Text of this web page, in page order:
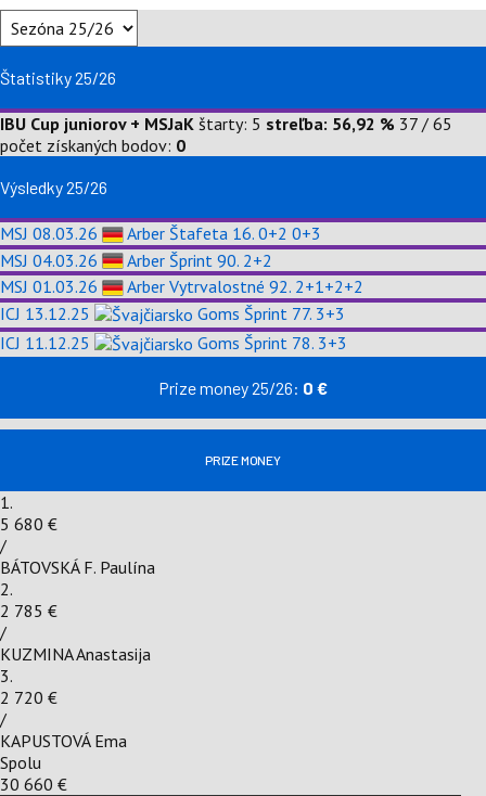
Štatistiky 25/26
IBU Cup juniorov + MSJaK štarty: 5 streľba: 56,92 % 37 / 65
počet získaných bodov: 0
Výsledky 25/26
MSJ 08.03.26 Arber Štafeta 16. 0+2 0+3
MSJ 04.03.26 Arber Šprint 90. 2+2
MSJ 01.03.26 Arber Vytrvalostné 92. 2+1+2+2
ICJ 13.12.25 Goms Šprint 77. 3+3
ICJ 11.12.25 Goms Šprint 78. 3+3
Prize money 25/26: 0 €
PRIZE MONEY
1.
5 680 €
/
BÁTOVSKÁ F. Paulína
2.
2 785 €
/
KUZMINA Anastasija
3.
2 720 €
/
KAPUSTOVÁ Ema
Spolu
30 660 €